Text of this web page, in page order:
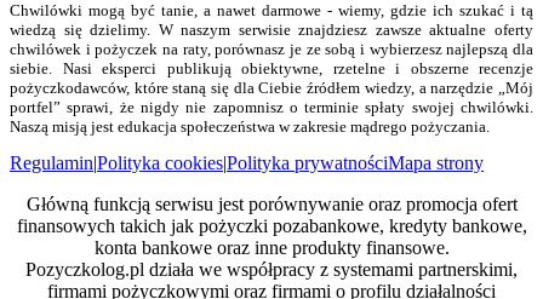
Chwilówki mogą być tanie, a nawet darmowe - wiemy, gdzie ich szukać i tą
wiedzą się dzielimy. W naszym serwisie znajdziesz zawsze aktualne oferty
chwilówek i pożyczek na raty, porównasz je ze sobą i wybierzesz najlepszą dla
siebie. Nasi eksperci publikują obiektywne, rzetelne i obszerne recenzje
pożyczkodawców, które staną się dla Ciebie źródłem wiedzy, a narzędzie „Mój
portfel” sprawi, że nigdy nie zapomnisz o terminie spłaty swojej chwilówki.
Naszą misją jest edukacja społeczeństwa w zakresie mądrego pożyczania.
Regulamin|Polityka cookies|Polityka prywatnościMapa strony
Główną funkcją serwisu jest porównywanie oraz promocja ofert
finansowych takich jak pożyczki pozabankowe, kredyty bankowe,
konta bankowe oraz inne produkty finansowe.
Pozyczkolog.pl działa we współpracy z systemami partnerskimi,
firmami pożyczkowymi oraz firmami o profilu działalności